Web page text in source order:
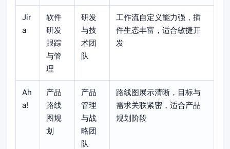
Jir
a
软件
研发
跟踪
与管
理
研发
与技
术团
队
工作流自定义能力强，插
件生态丰富，适合敏捷开
发
Ah
a!
产品
路线
图规
划
产品
管理
与战
略团
队
路线图展示清晰，目标与
需求关联紧密，适合产品
规划阶段